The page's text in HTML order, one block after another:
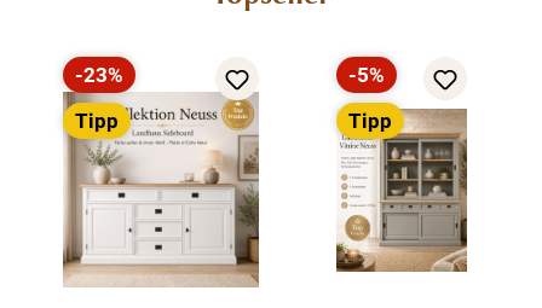
Rabatt
-23%
Tipp
Rabatt
-5%
Tipp